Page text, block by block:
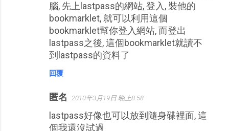
腦, 先上lastpass的網站, 登入, 裝他的
bookmarklet, 就可以利用這個
bookmarklet幫你登入網站, 而登出
lastpass之後, 這個bookmarklet就讀不
到lastpass的資料了
回覆
匿名 2010年3月19日 晚上8:58
lastpass好像也可以放到隨身碟裡面, 這
個我還沒試過